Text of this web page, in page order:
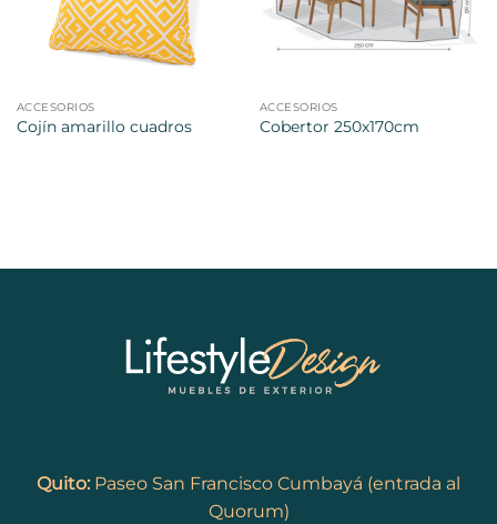
ACCESORIOS
Cojín amarillo cuadros
ACCESORIOS
Cobertor 250x170cm
Quito:Paseo San Francisco Cumbayá (entrada al
Quorum)